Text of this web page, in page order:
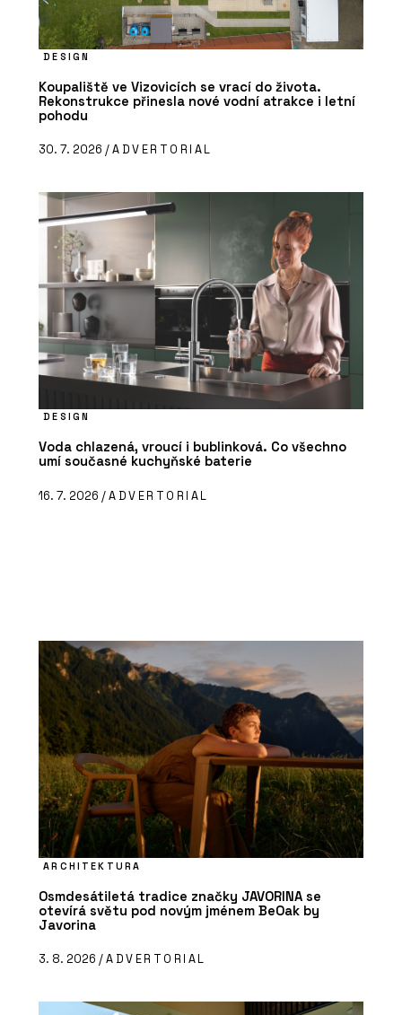
DESIGN
Koupaliště ve Vizovicích se vrací do života.
Rekonstrukce přinesla nové vodní atrakce i letní
pohodu
30. 7. 2026 /ADVERTORIAL
DESIGN
Voda chlazená, vroucí i bublinková. Co všechno
umí současné kuchyňské baterie
16. 7. 2026 /ADVERTORIAL
ARCHITEKTURA
Osmdesátiletá tradice značky JAVORINA se
otevírá světu pod novým jménem BeOak by
Javorina
3. 8. 2026 /ADVERTORIAL